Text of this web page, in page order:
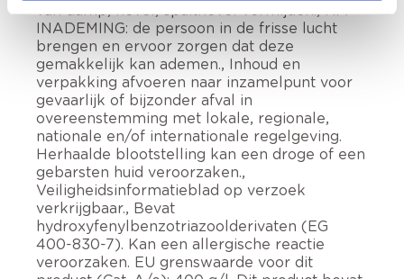
van damp, nevel, spuitnevel vermijden., NA
INADEMING: de persoon in de frisse lucht
brengen en ervoor zorgen dat deze
gemakkelijk kan ademen., Inhoud en
verpakking afvoeren naar inzamelpunt voor
gevaarlijk of bijzonder afval in
overeenstemming met lokale, regionale,
nationale en/of internationale regelgeving.
Herhaalde blootstelling kan een droge of een
gebarsten huid veroorzaken.,
Veiligheidsinformatieblad op verzoek
verkrijgbaar., Bevat
hydroxyfenylbenzotriazoolderivaten (EG
400-830-7). Kan een allergische reactie
veroorzaken. EU grenswaarde voor dit